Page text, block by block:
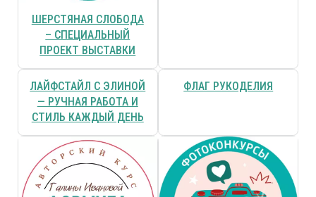
ШЕРСТЯНАЯ СЛОБОДА
– СПЕЦИАЛЬНЫЙ
ПРОЕКТ ВЫСТАВКИ
ЛАЙФСТАЙЛ С ЭЛИНОЙ
— РУЧНАЯ РАБОТА И
СТИЛЬ КАЖДЫЙ ДЕНЬ
ФЛАГ РУКОДЕЛИЯ